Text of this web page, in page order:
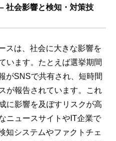
社会影響と検知・対策技
スは、社会に大きな影響を
います。たとえば選挙期間
がSNSで共有され、短時間
が報告されています。これ
に影響を及ぼすリスクが高
ニュースサイトやIT企業で
知システムやファクトチェ